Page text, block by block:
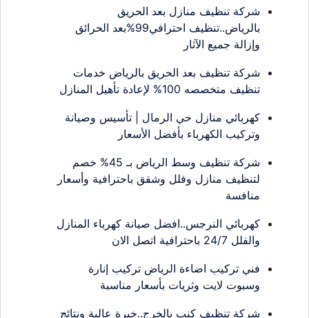
شركة تنظيف منازل بعد الحريق
بالرياض..تنظيف احترافي99%بعد الحرائق
وإزالة جميع الآثار
شركة تنظيف بعد الحريق بالرياض خدمات
تنظيف متخصصه 100% لإعادة تأهيل المنازل
كهربائي منازل حي الرمال | تأسيس وصيانة
وتركيب الكهرباء بأفضل الأسعار
شركة تنظيف وسط الرياض بـ 45% خصم
لتنظيف منازل وفلل وشقق باحترافية وأسعار
منافسة
كهربائي النرجس..افضل صيانة كهرباء المنازل
والفلل 24/7 باحترافية اتصل الان
فني تركيب اضاءة الرياض تركيب إنارة
وسبوت لايت وثريات بأسعار مناسبة
شركة تنظيف كنب بالخرج..خبرة عالية ونتائج